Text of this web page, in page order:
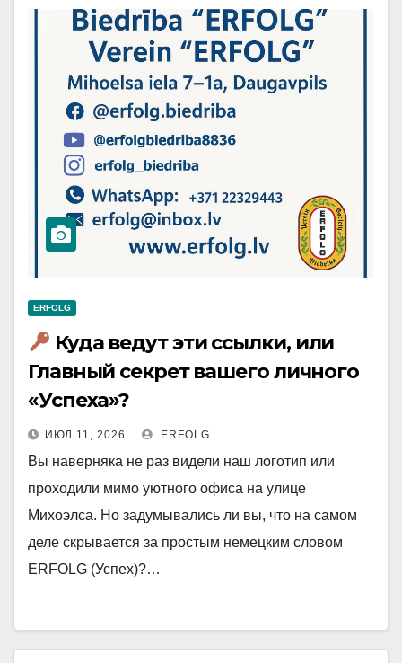
ERFOLG
Куда ведут эти ссылки, или
Главный секрет вашего личного
«Успеха»?
ИЮЛ 11, 2026 ERFOLG
Вы наверняка не раз видели наш логотип или
проходили мимо уютного офиса на улице
Михоэлса. Но задумывались ли вы, что на самом
деле скрывается за простым немецким словом
ERFOLG (Успех)?…